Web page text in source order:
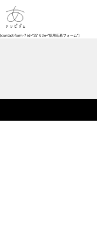
[contact-form-7 id=”35″ title=”採用応募フォーム”]